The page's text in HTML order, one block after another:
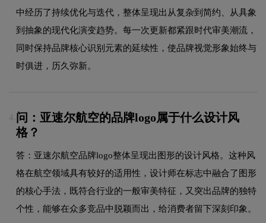
中经历了持续优化与迭代，整体呈现出从复杂到简约、从具象
到抽象的现代化演变趋势。每一次更新都紧跟时代审美潮流，
同时保持品牌核心识别元素的延续性，使品牌视觉形象始终与
时俱进，历久弥新。
4. 问：亚速尔航空的品牌logo属于什么设计风
格？
答：亚速尔航空品牌logo整体呈现出图形的设计风格。这种风
格在航空领域具有较好的适用性，设计师在标志中融合了图形
的核心手法，既符合行业的一般审美特征，又突出品牌的独特
个性，能够在众多竞品中脱颖而出，给消费者留下深刻印象。